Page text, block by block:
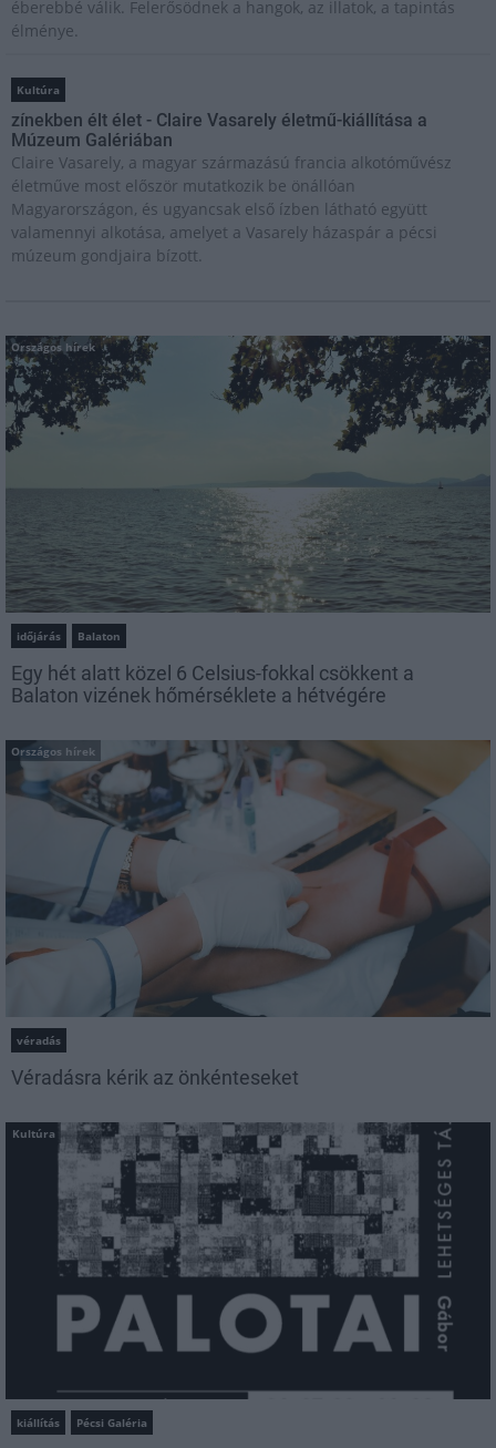
éberebbé válik. Felerősödnek a hangok, az illatok, a tapintás
élménye.
Kultúra
zínekben élt élet - Claire Vasarely életmű-kiállítása a
Múzeum Galériában
Claire Vasarely, a magyar származású francia alkotóművész
életműve most először mutatkozik be önállóan
Magyarországon, és ugyancsak első ízben látható együtt
valamennyi alkotása, amelyet a Vasarely házaspár a pécsi
múzeum gondjaira bízott.
Országos hírek
időjárás Balaton
Egy hét alatt közel 6 Celsius-fokkal csökkent a
Balaton vizének hőmérséklete a hétvégére
Országos hírek
véradás
Véradásra kérik az önkénteseket
Kultúra
kiállítás Pécsi Galéria